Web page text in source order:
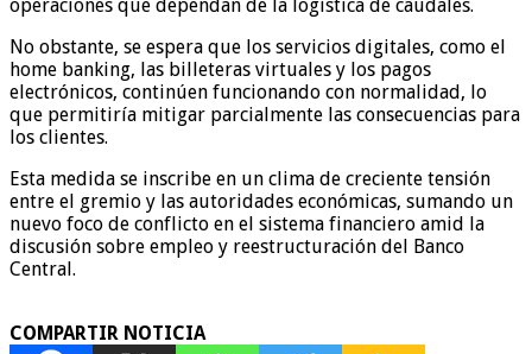
operaciones que dependan de la logística de caudales.
No obstante, se espera que los servicios digitales, como el
home banking, las billeteras virtuales y los pagos
electrónicos, continúen funcionando con normalidad, lo
que permitiría mitigar parcialmente las consecuencias para
los clientes.
Esta medida se inscribe en un clima de creciente tensión
entre el gremio y las autoridades económicas, sumando un
nuevo foco de conflicto en el sistema financiero amid la
discusión sobre empleo y reestructuración del Banco
Central.
COMPARTIR NOTICIA